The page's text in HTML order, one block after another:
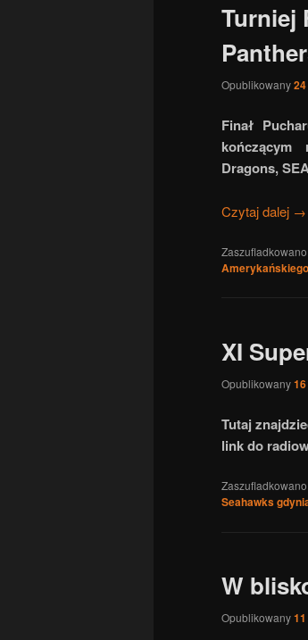
Turniej
Opublikowany
Finał
kończącym
Dragons,
Czytaj dalej →
Amerykańskiego
XI
Opublikowany
Tutaj
link do
Seahawks
W
Opublikowany